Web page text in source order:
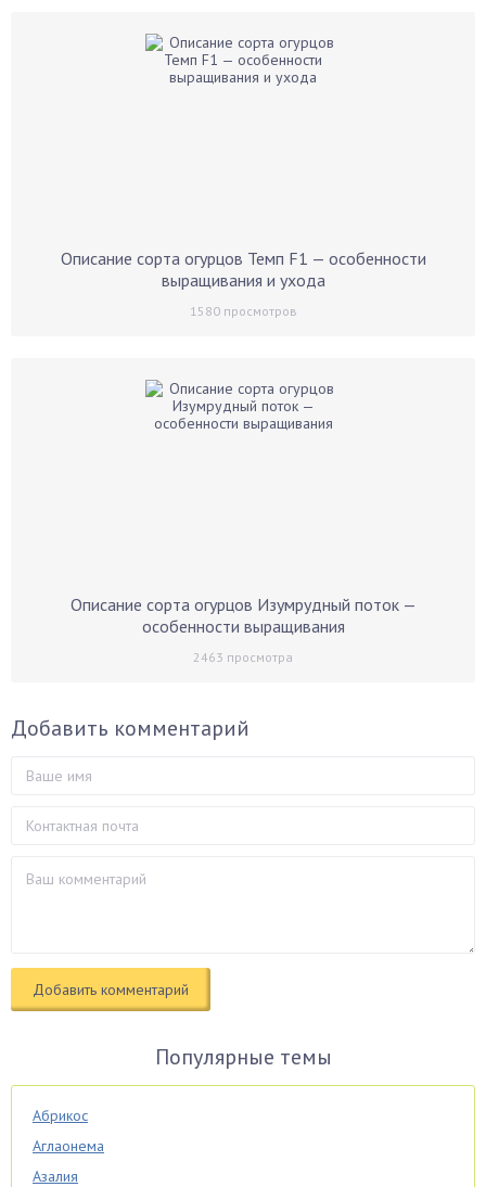
Описание сорта огурцов Темп F1 — особенности
выращивания и ухода
1580просмотров
Описание сорта огурцов Изумрудный поток —
особенности выращивания
2463 просмотра
Добавить комментарий
Популярные темы
Абрикос
Аглаонема
Азалия